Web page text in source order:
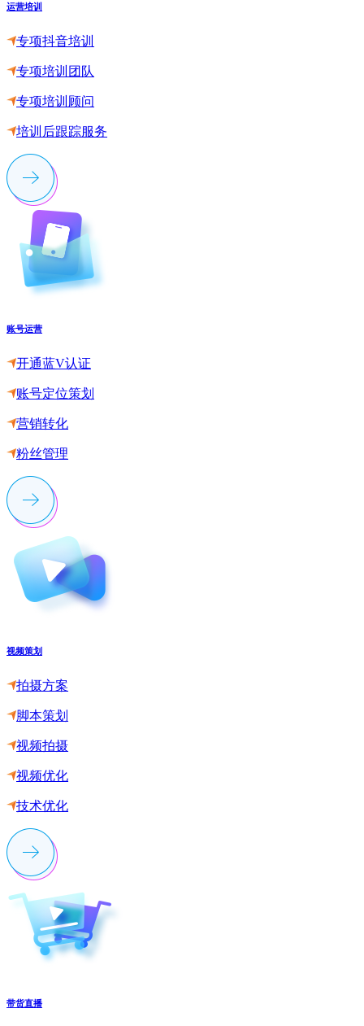
运营培训
专项抖音培训
专项培训团队
专项培训顾问
培训后跟踪服务
账号运营
开通蓝V认证
账号定位策划
营销转化
粉丝管理
视频策划
拍摄方案
脚本策划
视频拍摄
视频优化
技术优化
带货直播